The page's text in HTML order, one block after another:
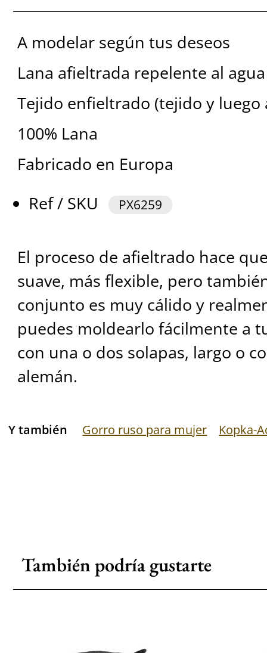
A modelar según tus deseos
Lana afieltrada repelente al agua
Tejido enfieltrado (tejido y luego
100% Lana
Fabricado en Europa
Ref / SKU
PX6259
El proceso de afieltrado hace
suave, más flexible, pero
conjunto es muy cálido y
puedes moldearlo fácilmente a
con una o dos solapas, largo o
alemán.
Y también Gorro ruso para mujer Kopka-
También podría gustarte